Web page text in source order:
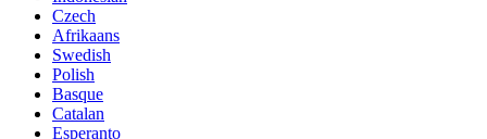
Czech
Afrikaans
Swedish
Polish
Basque
Catalan
Esperanto